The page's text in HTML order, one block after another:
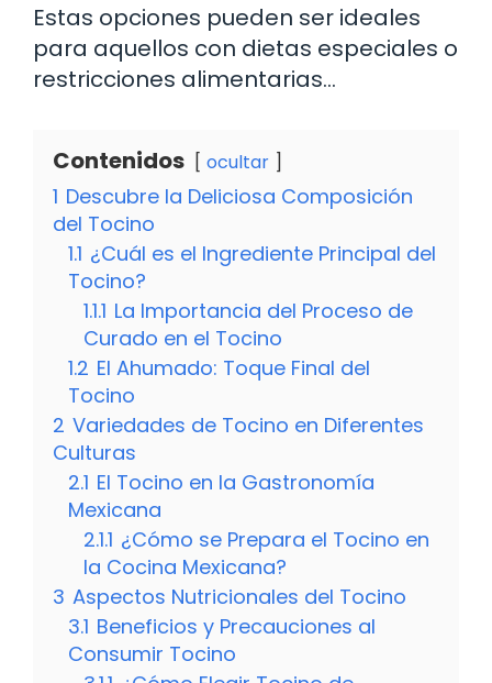
Estas opciones pueden ser ideales
para aquellos con dietas especiales o
restricciones alimentarias…
Contenidos ocultar
1 Descubre la Deliciosa Composición
del Tocino
1.1 ¿Cuál es el Ingrediente Principal del
Tocino?
1.1.1 La Importancia del Proceso de
Curado en el Tocino
1.2 El Ahumado: Toque Final del
Tocino
2 Variedades de Tocino en Diferentes
Culturas
2.1 El Tocino en la Gastronomía
Mexicana
2.1.1 ¿Cómo se Prepara el Tocino en
la Cocina Mexicana?
3 Aspectos Nutricionales del Tocino
3.1 Beneficios y Precauciones al
Consumir Tocino